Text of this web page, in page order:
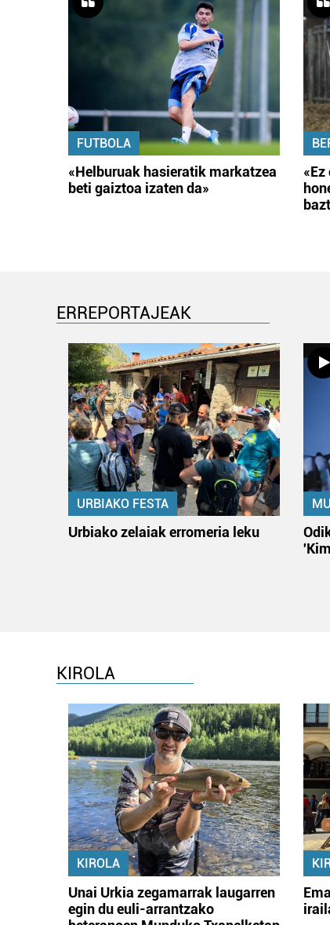
FUTBOLA
«Helburuak hasieratik markatzea
beti gaiztoa izaten da»
ERREPORTAJEAK
URBIAKO FESTA
Urbiako zelaiak erromeria leku
KIROLA
KIROLA
Unai Urkia zegamarrak laugarren
egin du euli-arrantzako